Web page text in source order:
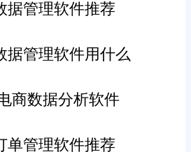
据管理软件推荐
据管理软件用什么
商数据分析软件
单管理软件推荐